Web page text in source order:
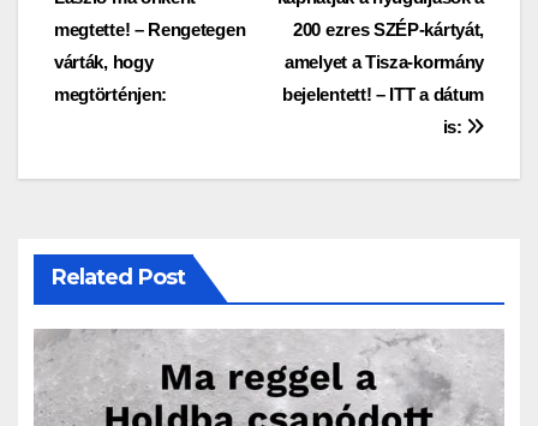
200 ezres SZÉP-kártyát,
amelyet a Tisza-kormány
bejelentett! – ITT a dátum
is:
megtette! – Rengetegen
várták, hogy
megtörténjen:
Related Post